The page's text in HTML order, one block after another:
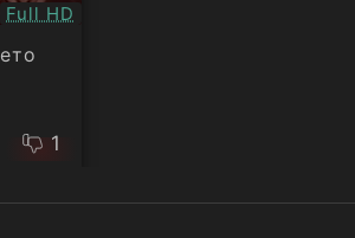
Качество:
Full HD
1